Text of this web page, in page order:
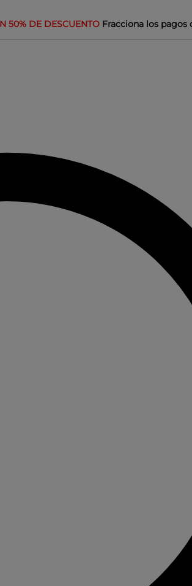
50% DE DESCUENTO Fracciona los pagos